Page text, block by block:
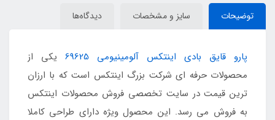
توضیحات سایز و مشخصات دیدگاه‌ها
پارو قایق بادی اینتکس آلومینیومی 69625
یکی از
محصولات حرفه ای شرکت بزرگ اینتکس است که با ارزان
ترین قیمت در سایت تخصصی فروش محصولات اینتکس
به فروش می رسد. این محصول ویژه دارای طراحی کاملا